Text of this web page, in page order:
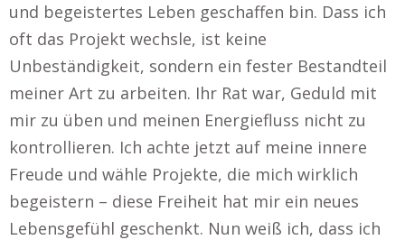
und begeistertes Leben geschaffen bin. Dass ich
oft das Projekt wechsle, ist keine
Unbeständigkeit, sondern ein fester Bestandteil
meiner Art zu arbeiten. Ihr Rat war, Geduld mit
mir zu üben und meinen Energiefluss nicht zu
kontrollieren. Ich achte jetzt auf meine innere
Freude und wähle Projekte, die mich wirklich
begeistern – diese Freiheit hat mir ein neues
Lebensgefühl geschenkt. Nun weiß ich, dass ich